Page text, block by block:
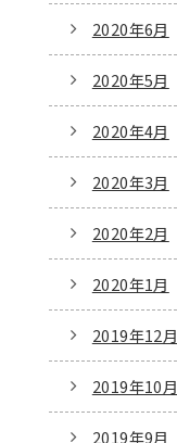
2020年6月
2020年5月
2020年4月
2020年3月
2020年2月
2020年1月
2019年12月
2019年10月
2019年9月